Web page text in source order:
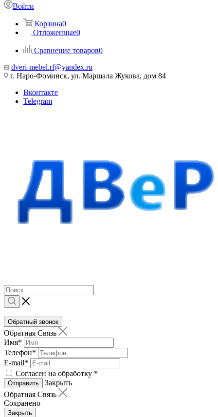
Войти
Корзина0
Отложенные0
Сравнение товаров0
dveri-mebel.rf@yandex.ru
г. Наро-Фоминск, ул. Маршала Жукова, дом 84
Вконтакте
Telegram
Обратный звонок
Обратная Связь
Имя*
Телефон*
E-mail*
Согласен на обработку *
Отправить
Закрыть
Обратная Связь
Сохранено
Закрыть